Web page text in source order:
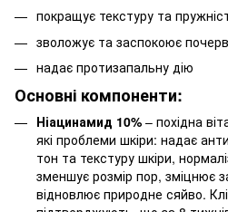
покращує текстуру та
зволожує та заспокоює
надає протизапальну дію
Основні компоненти:
Ніацинамид 10% – похідна
які проблеми шкіри: надає
тон та текстуру шкіри,
зменшує розмір пор, зміцнює
відновлює природне сяйво.